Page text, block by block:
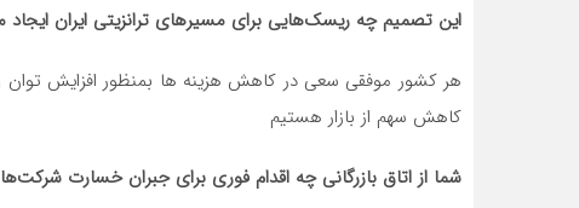
این تصمیم چه ریسک‌هایی برای مسیرهای ترانزیتی ایران ایجاد
هر کشور موفقی سعی در کاهش هزینه ها بمنظور افزایش توان
کاهش سهم از بازار هستیم
شما از اتاق بازرگانی چه اقدام فوری برای جبران خسارت